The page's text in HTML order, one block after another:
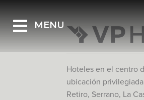
MENU
Hoteles en el centro
ubicación
Retiro, Serrano, La